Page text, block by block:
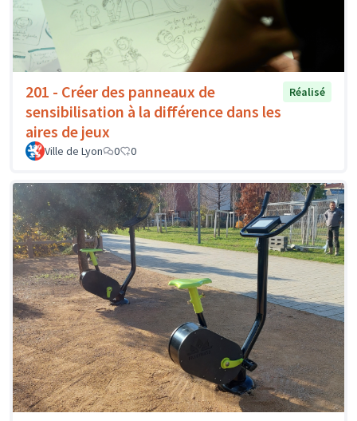
201 - Créer des panneaux de
sensibilisation à la différence dans les
aires de jeux
Réalisé
Ville de Lyon 0 0